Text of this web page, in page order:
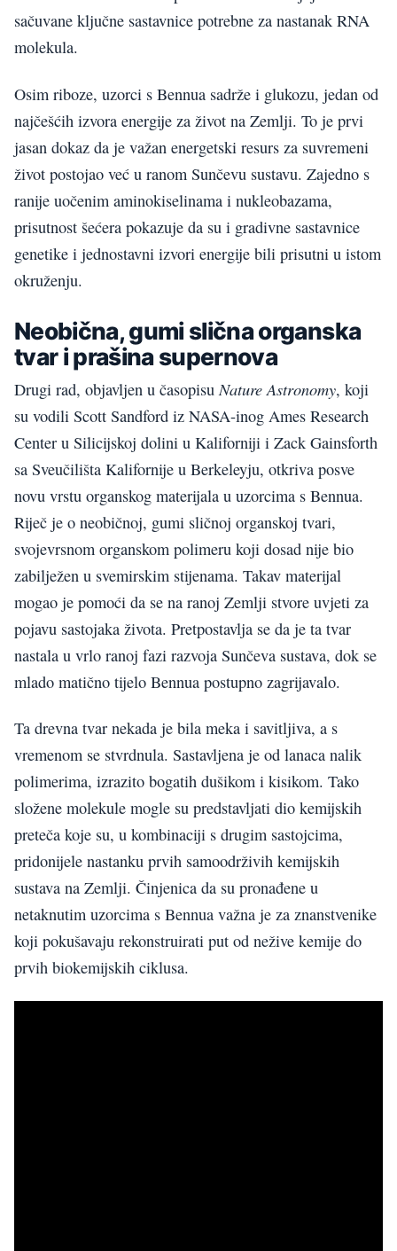
sačuvane ključne sastavnice potrebne za nastanak RNA
molekula.
Osim riboze, uzorci s Bennua sadrže i glukozu, jedan od
najčešćih izvora energije za život na Zemlji. To je prvi
jasan dokaz da je važan energetski resurs za suvremeni
život postojao već u ranom Sunčevu sustavu. Zajedno s
ranije uočenim aminokiselinama i nukleobazama,
prisutnost šećera pokazuje da su i gradivne sastavnice
genetike i jednostavni izvori energije bili prisutni u istom
okruženju.
Neobična, gumi slična organska
tvar i prašina supernova
Drugi rad, objavljen u časopisuNature Astronomy, koji
su vodili Scott Sandford iz NASA-inog Ames Research
Center u Silicijskoj dolini u Kaliforniji i Zack Gainsforth
sa Sveučilišta Kalifornije u Berkeleyju, otkriva posve
novu vrstu organskog materijala u uzorcima s Bennua.
Riječ je o neobičnoj, gumi sličnoj organskoj tvari,
svojevrsnom organskom polimeru koji dosad nije bio
zabilježen u svemirskim stijenama. Takav materijal
mogao je pomoći da se na ranoj Zemlji stvore uvjeti za
pojavu sastojaka života. Pretpostavlja se da je ta tvar
nastala u vrlo ranoj fazi razvoja Sunčeva sustava, dok se
mlado matično tijelo Bennua postupno zagrijavalo.
Ta drevna tvar nekada je bila meka i savitljiva, a s
vremenom se stvrdnula. Sastavljena je od lanaca nalik
polimerima, izrazito bogatih dušikom i kisikom. Tako
složene molekule mogle su predstavljati dio kemijskih
preteča koje su, u kombinaciji s drugim sastojcima,
pridonijele nastanku prvih samoodrživih kemijskih
sustava na Zemlji. Činjenica da su pronađene u
netaknutim uzorcima s Bennua važna je za znanstvenike
koji pokušavaju rekonstruirati put od nežive kemije do
prvih biokemijskih ciklusa.